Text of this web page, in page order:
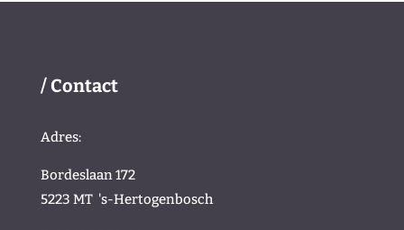
/ Contact
Adres:
Bordeslaan 172
5223 MT 's-Hertogenbosch